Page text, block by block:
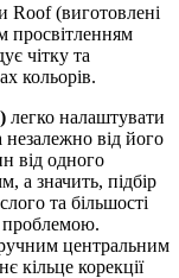
Roof (виготовлені
просвітленням
чітку та
кольорів.
легко налаштувати
незалежно від його
від одного
а значить, підбір
та більшості
проблемою.
центральним
кільце корекції